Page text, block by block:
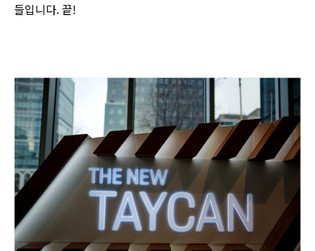
들입니다. 끝!